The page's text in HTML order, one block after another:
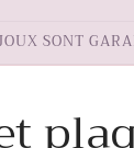
SONT